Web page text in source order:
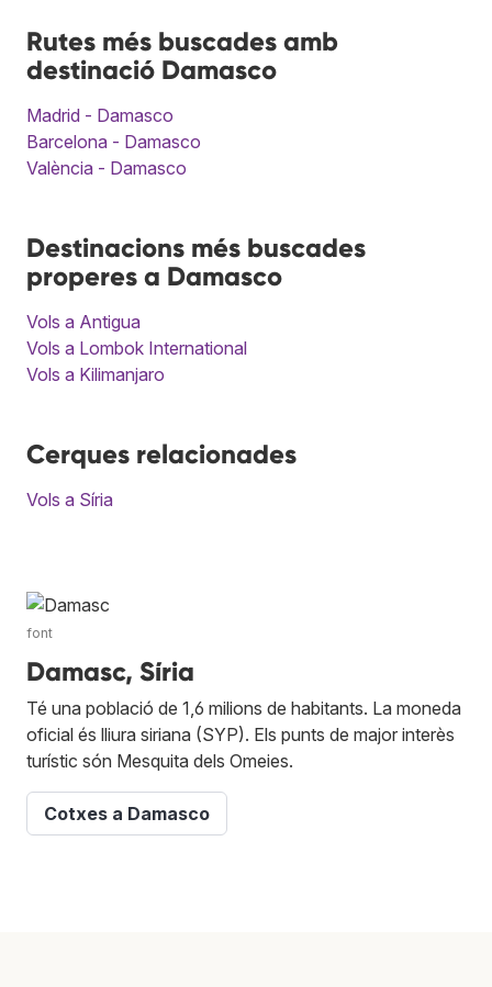
Rutes més buscades amb
destinació Damasco
Madrid - Damasco
Barcelona - Damasco
València - Damasco
Destinacions més buscades
properes a Damasco
Vols a Antigua
Vols a Lombok International
Vols a Kilimanjaro
Cerques relacionades
Vols a Síria
font
Damasc, Síria
Té una població de 1,6 milions de habitants. La moneda
oficial és lliura siriana (SYP). Els punts de major interès
turístic són Mesquita dels Omeies.
Cotxes a Damasco